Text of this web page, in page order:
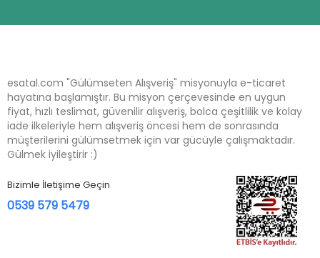
esatal.com "Gülümseten Alışveriş" misyonuyla e-ticaret
hayatına başlamıştır. Bu misyon çerçevesinde en uygun
fiyat, hızlı teslimat, güvenilir alışveriş, bolca çeşitlilik ve kolay
iade ilkeleriyle hem alışveriş öncesi hem de sonrasında
müşterilerini gülümsetmek için var gücüyle çalışmaktadır.
Gülmek iyileştirir :)
Bizimle İletişime Geçin
0539 579 5479